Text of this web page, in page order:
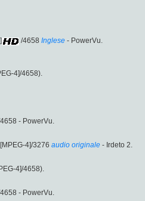
/4658 Inglese - PowerVu.
4]/4658).
- PowerVu.
4]/3276 audio originale - Irdeto 2.
4]/4658).
- PowerVu.